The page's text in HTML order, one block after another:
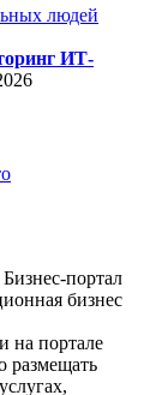
людей
ИТ-
портал
бизнес
на портале
размещать